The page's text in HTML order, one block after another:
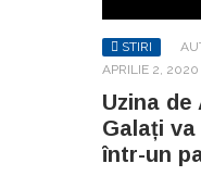
STIRI
APRILIE 2, 2020
Uzina de
Galați
într-un